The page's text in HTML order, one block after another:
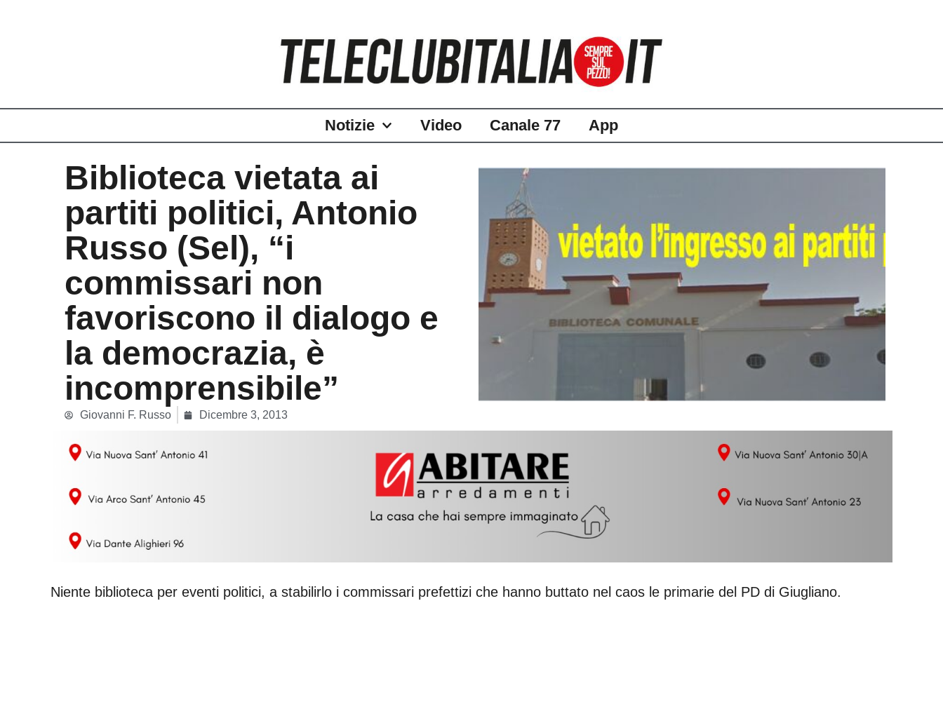
Notizie Video Canale 77 App
Biblioteca vietata ai
partiti politici, Antonio
Russo (Sel), “i
commissari non
favoriscono il dialogo e
la democrazia, è
incomprensibile”
Giovanni F. Russo Dicembre 3, 2013
Niente biblioteca per eventi politici, a stabilirlo i commissari prefettizi che hanno buttato nel caos le primarie del PD di Giugliano.